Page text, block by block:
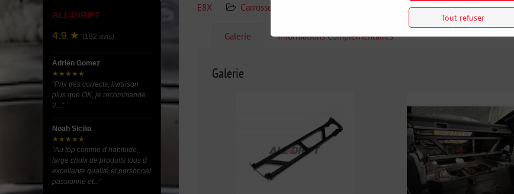
E8X
Carrosserie de renforts Barres anti-rapprochement
Galerie Informations Complémentaires
Galerie
ALL4DRIFT
4.9 ★ (182 avis)
Adrien Gomez
★★★★★
"Prix très corrects, livraison
plus que OK, je recommande
?..."
Noah Sicilia
★★★★★
"Au top comme d habitude,
large choix de produits tous d
excellente qualité et personnel
passionné et..."
Tout refuser